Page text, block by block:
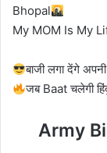
Bhopal
My MOM Is My
बाजी लगा देंगे
जब Baat चलेगी
Army